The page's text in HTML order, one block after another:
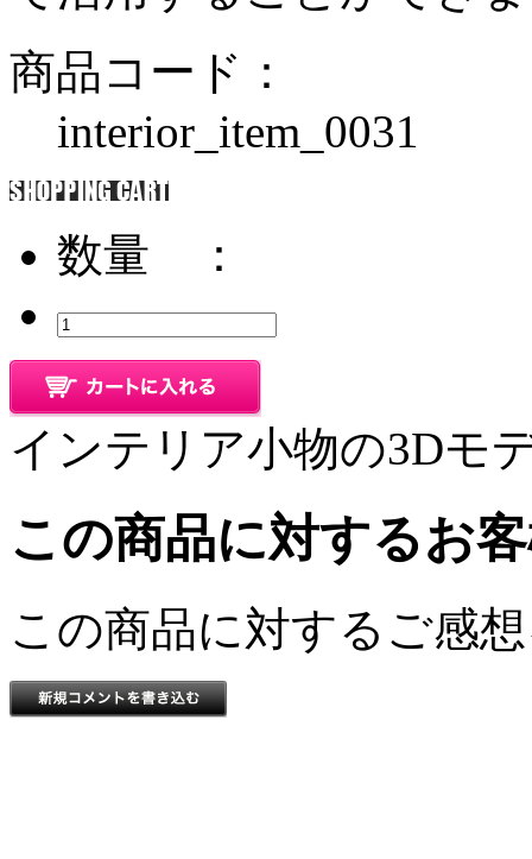
商品コード：
interior_item_0031
数量 ：
インテリア小物の3Dモ
この商品に対するお
この商品に対するご感